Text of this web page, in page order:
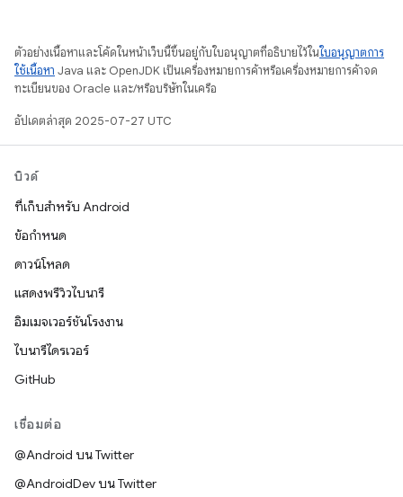
ตัวอย่างเนื้อหาและโค้ดในหน้าเว็บนี้ขึ้นอยู่กับใบอนุญาตที่อธิบายไว้ในใบอนุญาตการ
ใช้เนื้อหา Java และ OpenJDK เป็นเครื่องหมายการค้าหรือเครื่องหมายการค้าจด
ทะเบียนของ Oracle และ/หรือบริษัทในเครือ
อัปเดตล่าสุด 2025-07-27 UTC
บิวด์
ที่เก็บสำหรับ Android
ข้อกำหนด
ดาวน์โหลด
แสดงพรีวิวไบนารี
อิมเมจเวอร์ชันโรงงาน
ไบนารีไดรเวอร์
GitHub
เชื่อมต่อ
@Android บน Twitter
@AndroidDev บน Twitter